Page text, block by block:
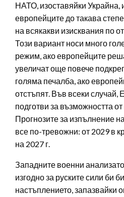
НАТО, изоставяйки Украйна,
европейците до такава
на всякакви изисквания по
Този вариант носи много
режим, ако европейците
увеличат още повече
голяма печалба, ако
отстъпят. Във всеки случай,
подготви за възможността
Прогнозите за изпълнение
все по-тревожни: от 2029 в
на 2027 г.
Западните военни
изгодно за руските сили би
настъплението, запазвайки